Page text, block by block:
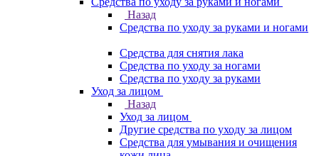
Назад
Средства по уходу за руками и ногами
Средства для снятия лака
Средства по уходу за ногами
Средства по уходу за руками
Уход за лицом
Назад
Уход за лицом
Другие средства по уходу за лицом
Средства для умывания и очищения